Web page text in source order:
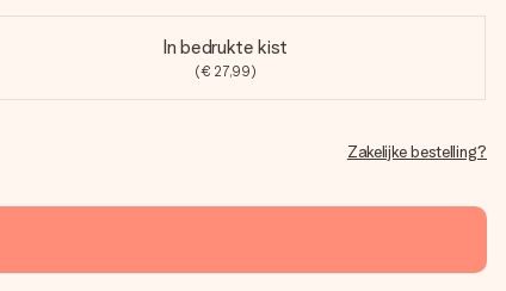
In bedrukte kist
(€ 27,99)
Zakelijke bestelling?